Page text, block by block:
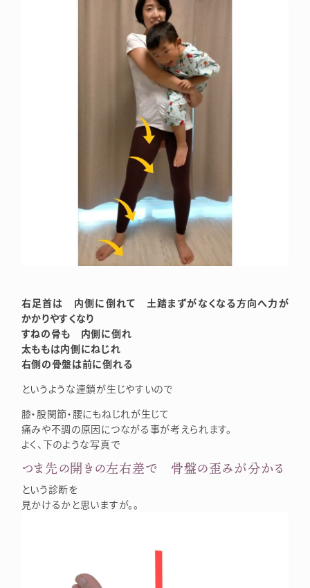
右足首は 内側に倒れて 土踏まずがなくなる方向へ力が
かかりやすくなり
すねの骨も 内側に倒れ
太ももは内側にねじれ
右側の骨盤は前に倒れる
というような連鎖が生じやすいので
膝・股関節・腰にもねじれが生じて
痛みや不調の原因につながる事が考えられます。
よく、下のような写真で
つま先の開きの左右差で 骨盤の歪みが分かる
という診断を
見かけるかと思いますが。。